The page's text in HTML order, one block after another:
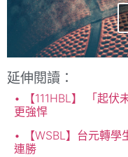
延伸閱讀：
【111HBL】 「起
更強悍
【WSBL】台元轉
連勝